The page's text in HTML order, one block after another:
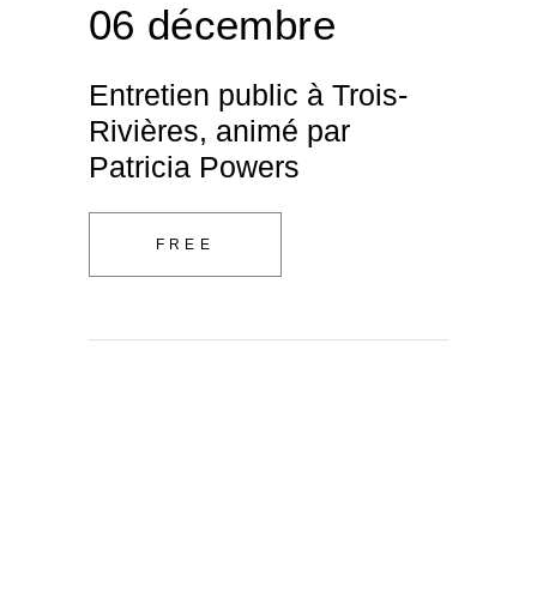
06 décembre
Entretien public à Trois-
Rivières, animé par
Patricia Powers
FREE